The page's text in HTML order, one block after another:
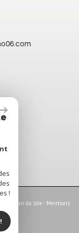
Plan du site - Mentions
!